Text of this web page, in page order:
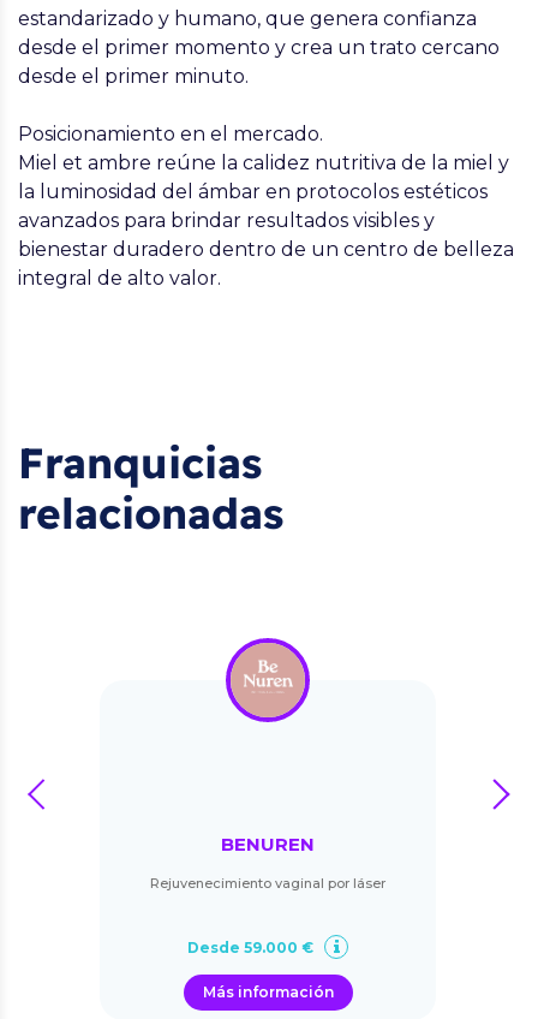
estandarizado y humano, que genera confianza
desde el primer momento y crea un trato cercano
desde el primer minuto.
Posicionamiento en el mercado.
Miel et ambre reúne la calidez nutritiva de la miel y
la luminosidad del ámbar en protocolos estéticos
avanzados para brindar resultados visibles y
bienestar duradero dentro de un centro de belleza
integral de alto valor.
Franquicias
relacionadas
BENUREN
Rejuvenecimiento vaginal por láser
Desde 59.000 €
Más información
prev next